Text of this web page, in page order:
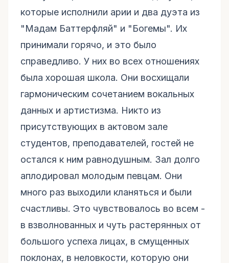
которые исполнили арии и два дуэта из
"Мадам Баттерфляй" и "Богемы". Их
принимали горячо, и это было
справедливо. У них во всех отношениях
была хорошая школа. Они восхищали
гармоническим сочетанием вокальных
данных и артистизма. Никто из
присутствующих в актовом зале
студентов, преподавателей, гостей не
остался к ним равнодушным. Зал долго
аплодировал молодым певцам. Они
много раз выходили кланяться и были
счастливы. Это чувствовалось во всем -
в взволнованных и чуть растерянных от
большого успеха лицах, в смущенных
поклонах, в неловкости, которую они